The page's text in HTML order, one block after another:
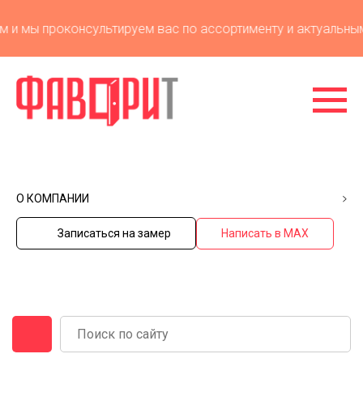
проконсультируем вас по ассортименту и актуальным
О КОМПАНИИ
Записаться на замер Написать в MAX